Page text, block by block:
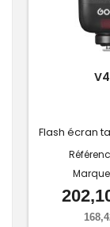
Flash écran